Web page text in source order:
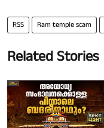
RSS Ram temple scam
Related Stories